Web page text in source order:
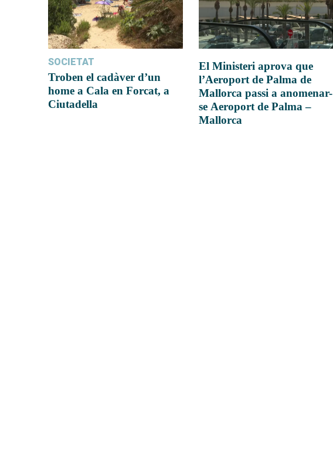
SOCIETAT
Troben el cadàver d’un
home a Cala en Forcat, a
Ciutadella
El Ministeri aprova que
l’Aeroport de Palma de
Mallorca passi a anomenar-
se Aeroport de Palma –
Mallorca